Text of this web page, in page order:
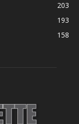
203
193
158